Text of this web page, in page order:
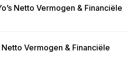
Netto Vermogen & Financiële
Netto Vermogen & Financiële